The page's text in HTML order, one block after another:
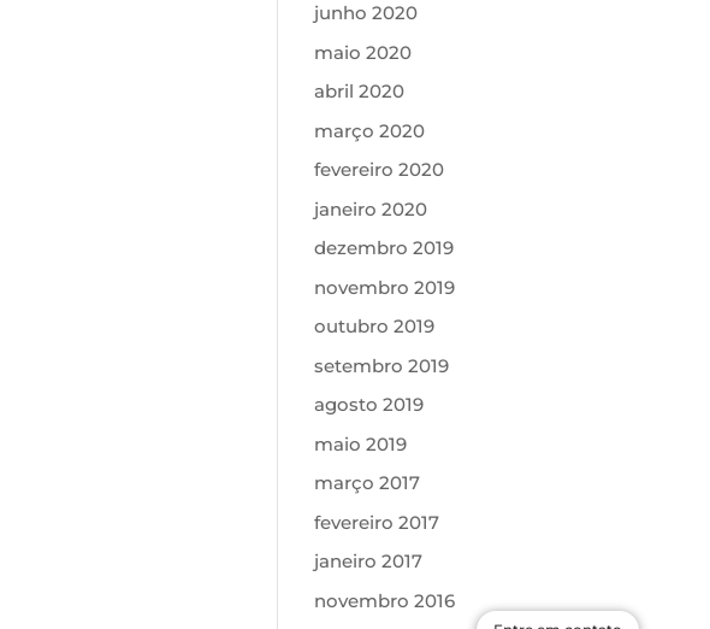
junho 2020
maio 2020
abril 2020
março 2020
fevereiro 2020
janeiro 2020
dezembro 2019
novembro 2019
outubro 2019
setembro 2019
agosto 2019
maio 2019
março 2017
fevereiro 2017
janeiro 2017
novembro 2016